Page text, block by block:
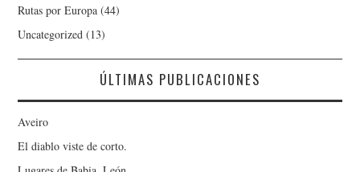
Rutas por Europa (44)
Uncategorized (13)
ÚLTIMAS PUBLICACIONES
Aveiro
El diablo viste de corto.